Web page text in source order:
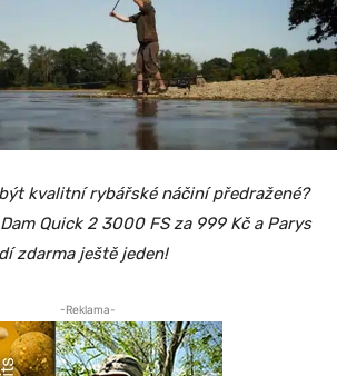
kvalitní rybářské náčiní předražené?
Quick 2 3000 FS za 999 Kč a Parys
zdarma ještě jeden!
-Reklama-